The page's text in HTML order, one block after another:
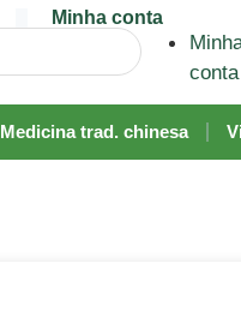
Minha conta
conta
Medicina trad. chinesa